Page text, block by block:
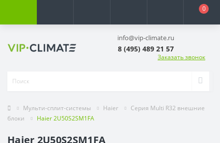
0
info@vip-climate.ru
8 (495) 489 21 57
Заказать звонок
Мульти-сплит-системы Haier
Серия Multi R32 внешние
блоки
Haier 2U50S2SM1FA
Haier 2U50S2SM1FA